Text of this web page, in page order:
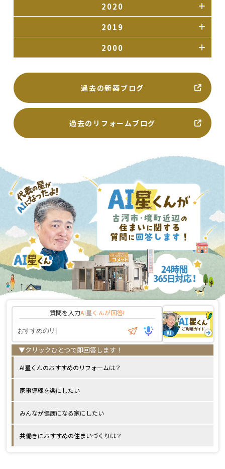
2020
2019
2000
過去の新築ブログ
過去のリフォームブログ
質問を入力AI星くんが回答!
AI星くんのおすすめのリフォームは？
家事導線を楽にしたい
みんなが健康になる家にしたい
共働きにおすすめの住まいづくりは？